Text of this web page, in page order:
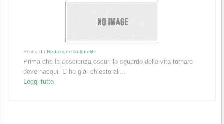
Scritto da Redazione Culturelite
Prima che la coscienza oscuri lo sguardo della vita tornare
dove nacqui. L’ ho già chiesto all...
Leggi tutto